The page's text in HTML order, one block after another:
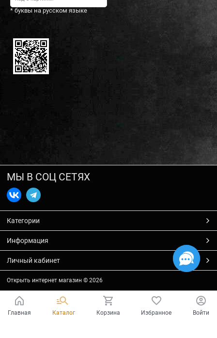
* буквы на русском языке
МЫ В СОЦ СЕТЯХ
Категории
Информация
Личный кабинет
Открыть интернет магазин © 2026
Главная Каталог Корзина Избранное Войти